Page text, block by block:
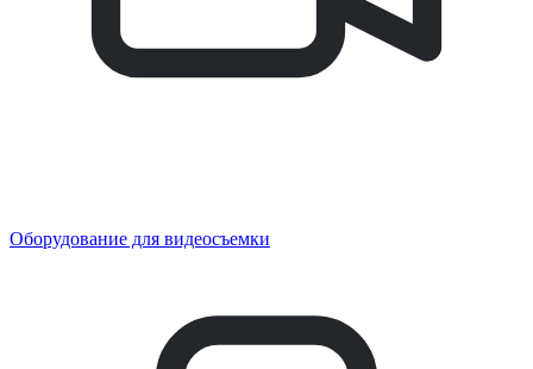
Оборудование для видеосъемки